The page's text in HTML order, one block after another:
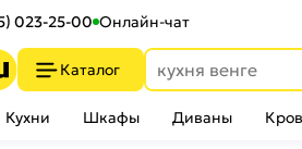
023-25-00 Онлайн-чат
Каталог
Кухни Шкафы Диваны